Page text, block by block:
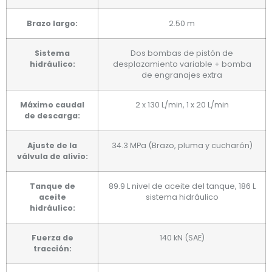
Brazo largo: 2.50 m
Sistema
hidráulico:
Dos bombas de pistón de
desplazamiento variable + bomba
de engranajes extra
Máximo caudal
de descarga:
2 x 130 L/min, 1 x 20 L/min
Ajuste de la
válvula de alivio:
34.3 MPa (Brazo, pluma y cucharón)
Tanque de
aceite
hidráulico:
89.9 L nivel de aceite del tanque, 186 L
sistema hidráulico
Fuerza de
tracción:
140 kN (SAE)